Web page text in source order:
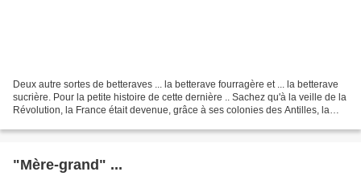
Deux autre sortes de betteraves ... la betterave fourragère et ... la betterave
sucrière. Pour la petite histoire de cette dernière .. Sachez qu'à la veille de la
Révolution, la France était devenue, grâce à ses colonies des Antilles, la
"Mère-grand" ...